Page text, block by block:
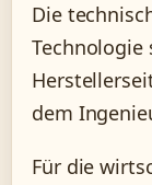
Die
Technologie
dem
Für die